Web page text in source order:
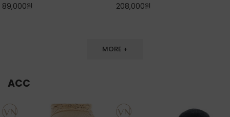
양한 연출이
89,000원
일까지 두루 잘 어울리는 활2
208,000원
MORE +
ACC